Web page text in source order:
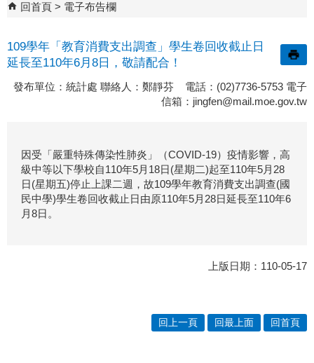
回首頁 電子布告欄
109學年「教育消費支出調查」學生卷回收截止日
延長至110年6月8日，敬請配合！
發布單位：統計處 聯絡人：鄭靜芬 電話：(02)7736-5753 電子
信箱： jingfen@mail.moe.gov.tw
因受「嚴重特殊傳染性肺炎」（COVID-19）疫情影響，高
級中等以下學校自110年5月18日(星期二)起至110年5月28
日(星期五)停止上課二週，故109學年教育消費支出調查(國
民中學)學生卷回收截止日由原110年5月28日延長至110年6
月8日。
上版日期：110-05-17
回上一頁 回最上面 回首頁